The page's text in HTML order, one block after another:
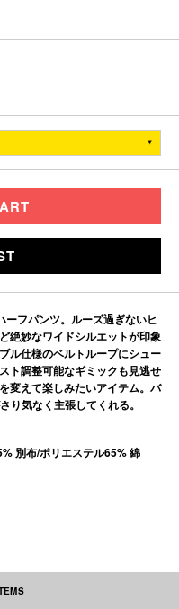
幅 股上 レングス
裾幅
32 32.5
35.5
33 33.5
36.5
35 35.5 40
フパンツ。ルーズ過ぎないヒ
絶妙なワイドシルエットが印象
ル仕様のベルトループにシュー
ト調整可能なギミックも見逃せ
変えて楽しみたいアイテム。バ
り気なく主張してくれる。
別布/ポリエステル65% 綿